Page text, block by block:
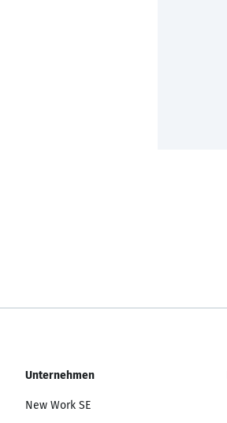
Unternehmen
New Work SE